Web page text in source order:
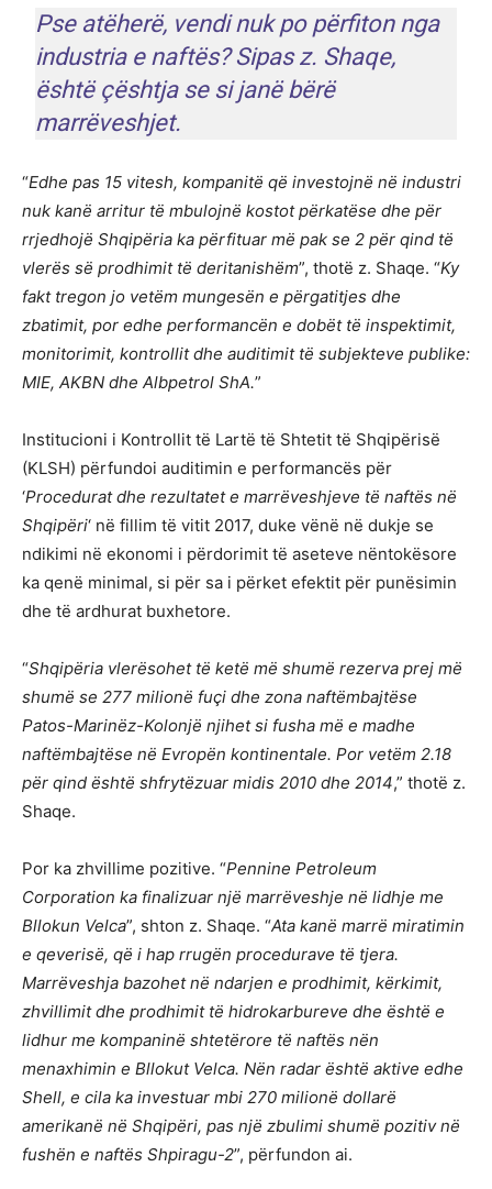
Pse atëherë, vendi nuk po përfiton nga
industria e naftës? Sipas z. Shaqe,
është çështja se si janë bërë
marrëveshjet.
“Edhe pas 15 vitesh, kompanitë që investojnë në industri
nuk kanë arritur të mbulojnë kostot përkatëse dhe për
rrjedhojë Shqipëria ka përfituar më pak se 2 për qind të
vlerës së prodhimit të deritanishëm”, thotë z. Shaqe. “Ky
fakt tregon jo vetëm mungesën e përgatitjes dhe
zbatimit, por edhe performancën e dobët të inspektimit,
monitorimit, kontrollit dhe auditimit të subjekteve publike:
MIE, AKBN dhe Albpetrol ShA.”
Institucioni i Kontrollit të Lartë të Shtetit të Shqipërisë
(KLSH) përfundoi auditimin e performancës për
‘Procedurat dhe rezultatet e marrëveshjeve të naftës në
Shqipëri‘ në fillim të vitit 2017, duke vënë në dukje se
ndikimi në ekonomi i përdorimit të aseteve nëntokësore
ka qenë minimal, si për sa i përket efektit për punësimin
dhe të ardhurat buxhetore.
“Shqipëria vlerësohet të ketë më shumë rezerva prej më
shumë se 277 milionë fuçi dhe zona naftëmbajtëse
Patos-Marinëz-Kolonjë njihet si fusha më e madhe
naftëmbajtëse në Evropën kontinentale. Por vetëm 2.18
për qind është shfrytëzuar midis 2010 dhe 2014,” thotë z.
Shaqe.
Por ka zhvillime pozitive. “Pennine Petroleum
Corporation ka finalizuar një marrëveshje në lidhje me
Bllokun Velca”, shton z. Shaqe. “Ata kanë marrë miratimin
e qeverisë, që i hap rrugën procedurave të tjera.
Marrëveshja bazohet në ndarjen e prodhimit, kërkimit,
zhvillimit dhe prodhimit të hidrokarbureve dhe është e
lidhur me kompaninë shtetërore të naftës nën
menaxhimin e Bllokut Velca. Nën radar është aktive edhe
Shell, e cila ka investuar mbi 270 milionë dollarë
amerikanë në Shqipëri, pas një zbulimi shumë pozitiv në
fushën e naftës Shpiragu-2”, përfundon ai.